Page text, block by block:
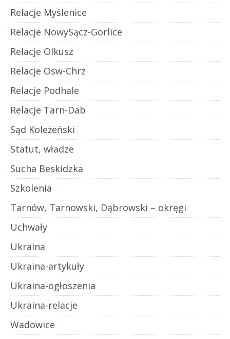
Relacje Myślenice
Relacje NowySącz-Gorlice
Relacje Olkusz
Relacje Osw-Chrz
Relacje Podhale
Relacje Tarn-Dab
Sąd Koleżeński
Statut, władze
Sucha Beskidzka
Szkolenia
Tarnów, Tarnowski, Dąbrowski – okręgi
Uchwały
Ukraina
Ukraina-artykuły
Ukraina-ogłoszenia
Ukraina-relacje
Wadowice